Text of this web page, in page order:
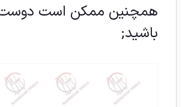
همچنین ممکن است
باشید;